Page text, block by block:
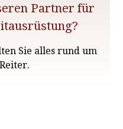
Partner für
Sie alles rund um